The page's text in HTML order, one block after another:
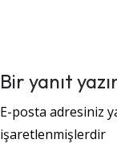
Bir yanıt
E-posta adresiniz
işaretlenmişlerdir